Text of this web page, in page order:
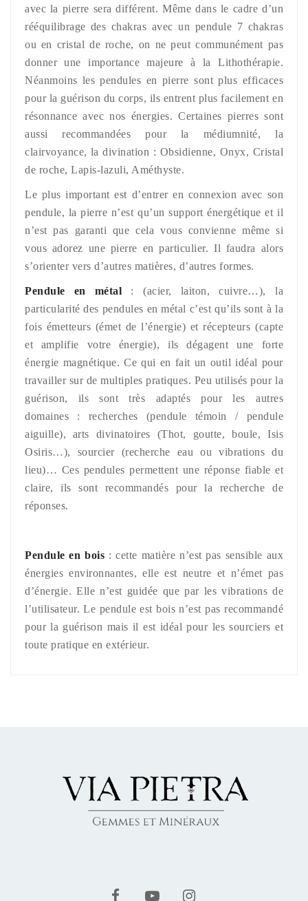
avec la pierre sera différent. Même dans le cadre d’un
rééquilibrage des chakras avec un pendule 7 chakras
ou en cristal de roche, on ne peut communément pas
donner une importance majeure à la Lithothérapie.
Néanmoins les pendules en pierre sont plus efficaces
pour la guérison du corps, ils entrent plus facilement en
résonnance avec nos énergies. Certaines pierres sont
aussi recommandées pour la médiumnité, la
clairvoyance, la divination : Obsidienne, Onyx, Cristal
de roche, Lapis-lazuli, Améthyste.
Le plus important est d’entrer en connexion avec son
pendule, la pierre n’est qu’un support énergétique et il
n’est pas garanti que cela vous convienne même si
vous adorez une pierre en particulier. Il faudra alors
s’orienter vers d’autres matières, d’autres formes.
Pendule en métal : (acier, laiton, cuivre…), la
particularité des pendules en métal c’est qu’ils sont à la
fois émetteurs (émet de l’énergie) et récepteurs (capte
et amplifie votre énergie), ils dégagent une forte
énergie magnétique. Ce qui en fait un outil idéal pour
travailler sur de multiples pratiques. Peu utilisés pour la
guérison, ils sont très adaptés pour les autres
domaines : recherches (pendule témoin / pendule
aiguille), arts divinatoires (Thot, goutte, boule, Isis
Osiris…), sourcier (recherche eau ou vibrations du
lieu)… Ces pendules permettent une réponse fiable et
claire, ils sont recommandés pour la recherche de
réponses.
Pendule en bois : cette matière n’est pas sensible aux
énergies environnantes, elle est neutre et n’émet pas
d’énergie. Elle n’est guidée que par les vibrations de
l’utilisateur. Le pendule est bois n’est pas recommandé
pour la guérison mais il est idéal pour les sourciers et
toute pratique en extérieur.